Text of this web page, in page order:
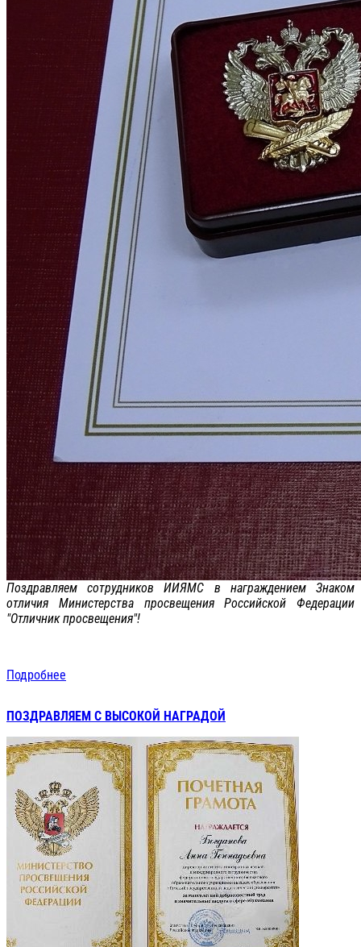
Поздравляем сотрудников ИИЯМС в награждением Знаком
отличия Министерства просвещения Российской Федерации
"Отличник просвещения"!
Подробнее
ПОЗДРАВЛЯЕМ С ВЫСОКОЙ НАГРАДОЙ